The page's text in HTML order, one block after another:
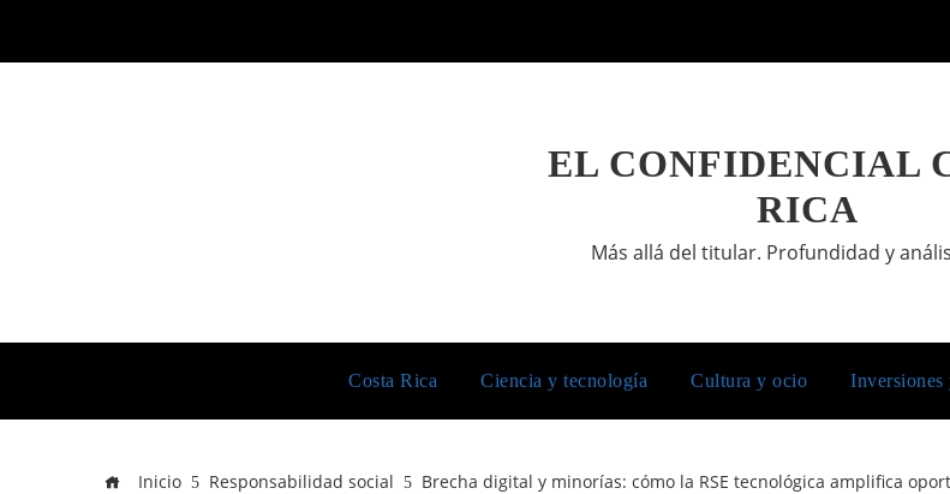
EL CONFIDENCIAL
RICA
Más allá del titular. Profundidad y
Costa Rica Ciencia y tecnología Cultura y ocio Inversiones
Inicio Responsabilidad social Brecha digital y minorías: cómo la RSE tecnológica amplifica